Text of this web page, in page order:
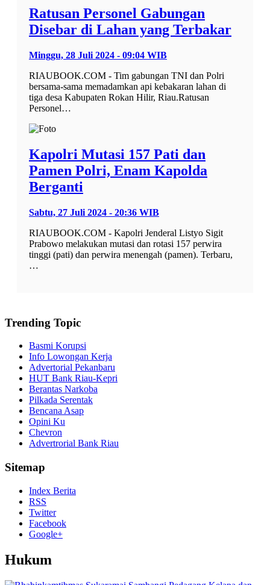
Ratusan Personel Gabungan
Disebar di Lahan yang Terbakar
Minggu, 28 Juli 2024 - 09:04 WIB
RIAUBOOK.COM - Tim gabungan TNI dan Polri
bersama-sama memadamkan api kebakaran lahan di
tiga desa Kabupaten Rokan Hilir, Riau.Ratusan
Personel…
Kapolri Mutasi 157 Pati dan
Pamen Polri, Enam Kapolda
Berganti
Sabtu, 27 Juli 2024 - 20:36 WIB
RIAUBOOK.COM - Kapolri Jenderal Listyo Sigit
Prabowo melakukan mutasi dan rotasi 157 perwira
tinggi (pati) dan perwira menengah (pamen). Terbaru,
…
Trending Topic
Basmi Korupsi
Info Lowongan Kerja
Advertorial Pekanbaru
HUT Bank Riau-Kepri
Berantas Narkoba
Pilkada Serentak
Bencana Asap
Opini Ku
Chevron
Advertrorial Bank Riau
Sitemap
Index Berita
RSS
Twitter
Facebook
Google+
Hukum